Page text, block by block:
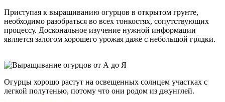
Приступая к выращиванию огурцов в открытом грунте,
необходимо разобраться во всех тонкостях, сопутствующих
процессу. Доскональное изучение нужной информации
является залогом хорошего урожая даже с небольшой грядки.
Огурцы хорошо растут на освещенных солнцем участках с
легкой полутенью, потому что они родом из джунглей.